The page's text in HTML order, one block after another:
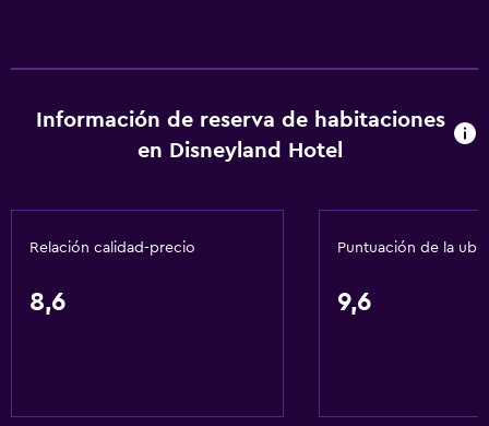
Spa
Tobogán acuático
Restaurante
Información de reserva de habitaciones
en Disneyland Hotel
Relación calidad-precio
8,6
Puntuación de la
9,6